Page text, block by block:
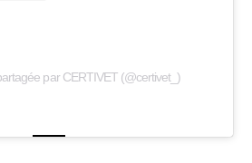
par CERTIVET (@certivet_)